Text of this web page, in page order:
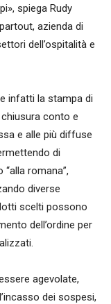
spiega Rudy
azienda di
dell’ospitalità e
infatti la stampa di
conto e
e alle più diffuse
di
romana”,
diverse
scelti possono
dell’ordine per
agevolate,
dei sospesi,